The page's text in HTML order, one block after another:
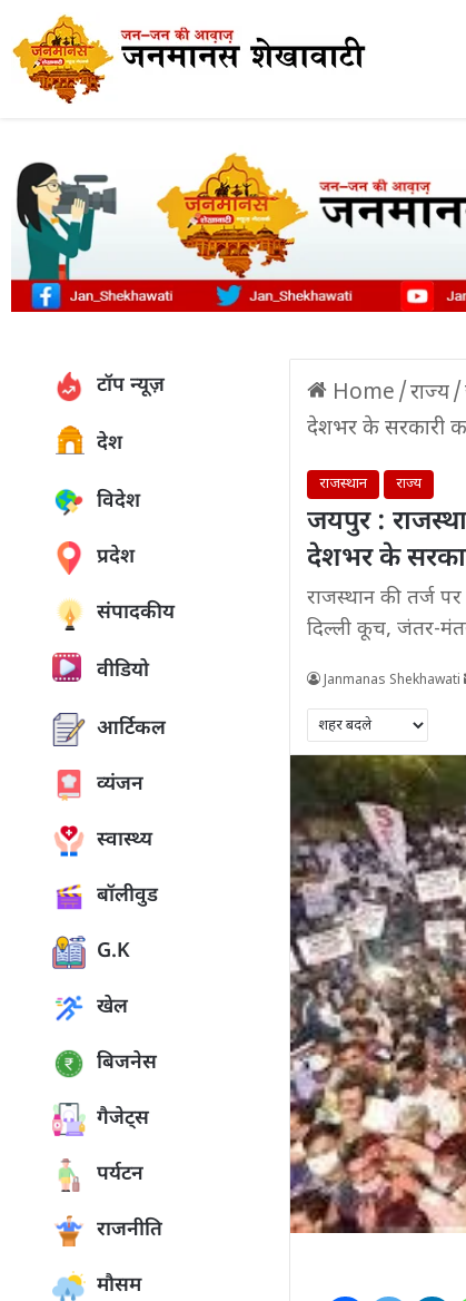
टॉप न्यूज़
देश
विदेश
प्रदेश
संपादकीय
वीडियो
आर्टिकल
व्यंजन
स्वास्थ्य
बॉलीवुड
G.K
खेल
बिजनेस
गैजेट्स
पर्यटन
राजनीति
मौसम
Home /राज्य/
देशभर के सरकारी
राजस्थान राज्य
जयपुर :
देशभर के
राजस्थान की तर्ज
दिल्ली कूच, जंतर-
Janmanas Shekhawati